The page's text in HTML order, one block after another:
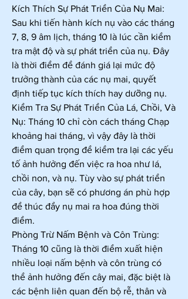
Kích Thích Sự Phát Triển Của Nụ Mai:
Sau khi tiến hành kích nụ vào các tháng
7, 8, 9 âm lịch, tháng 10 là lúc cần kiểm
tra mật độ và sự phát triển của nụ. Đây
là thời điểm để đánh giá lại mức độ
trưởng thành của các nụ mai, quyết
định tiếp tục kích thích hay dưỡng nụ.
Kiểm Tra Sự Phát Triển Của Lá, Chồi, Và
Nụ: Tháng 10 chỉ còn cách tháng Chạp
khoảng hai tháng, vì vậy đây là thời
điểm quan trọng để kiểm tra lại các yếu
tố ảnh hưởng đến việc ra hoa như lá,
chồi non, và nụ. Tùy vào sự phát triển
của cây, bạn sẽ có phương án phù hợp
để thúc đẩy nụ mai ra hoa đúng thời
điểm.
Phòng Trừ Nấm Bệnh và Côn Trùng:
Tháng 10 cũng là thời điểm xuất hiện
nhiều loại nấm bệnh và côn trùng có
thể ảnh hưởng đến cây mai, đặc biệt là
các bệnh liên quan đến bộ rễ, thân và